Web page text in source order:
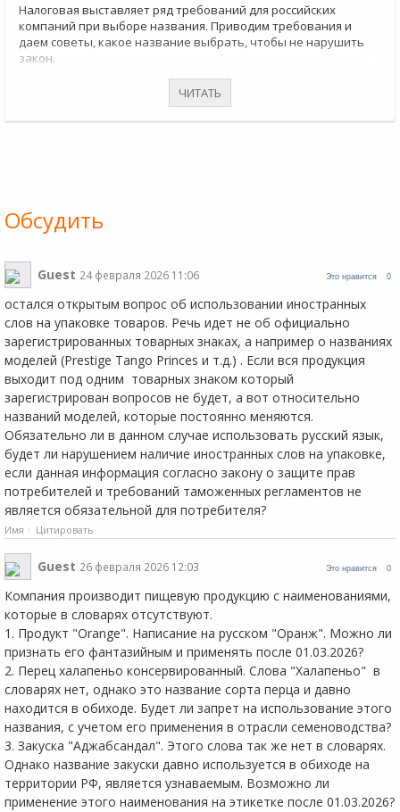
Налоговая выставляет ряд требований для российских
компаний при выборе названия. Приводим требования и
даем советы, какое название выбрать, чтобы не нарушить
закон.
ЧИТАТЬ
Обсудить
Это нравится 0
Guest 24 февраля 2026 11:06
остался открытым вопрос об использовании иностранных
слов на упаковке товаров. Речь идет не об официально
зарегистрированных товарных знаках, а например о названиях
моделей (Prestige Tango Princes и т.д.) . Если вся продукция
выходит под одним товарных знаком который
зарегистрирован вопросов не будет, а вот относительно
названий моделей, которые постоянно меняются.
Обязательно ли в данном случае использовать русский язык,
будет ли нарушением наличие иностранных слов на упаковке,
если данная информация согласно закону о защите прав
потребителей и требований таможенных регламентов не
является обязательной для потребителя?
Имя Цитировать
Это нравится 0
Guest 26 февраля 2026 12:03
Компания производит пищевую продукцию с наименованиями,
которые в словарях отсутствуют.
1. Продукт "Orange". Написание на русском "Оранж". Можно ли
признать его фантазийным и применять после 01.03.2026?
2. Перец халапеньо консервированный. Слова "Халапеньо" в
словарях нет, однако это название сорта перца и давно
находится в обиходе. Будет ли запрет на использование этого
названия, с учетом его применения в отрасли семеноводства?
3. Закуска "Аджабсандал". Этого слова так же нет в словарях.
Однако название закуски давно используется в обиходе на
территории РФ, является узнаваемым. Возможно ли
применение этого наименования на этикетке после 01.03.2026?